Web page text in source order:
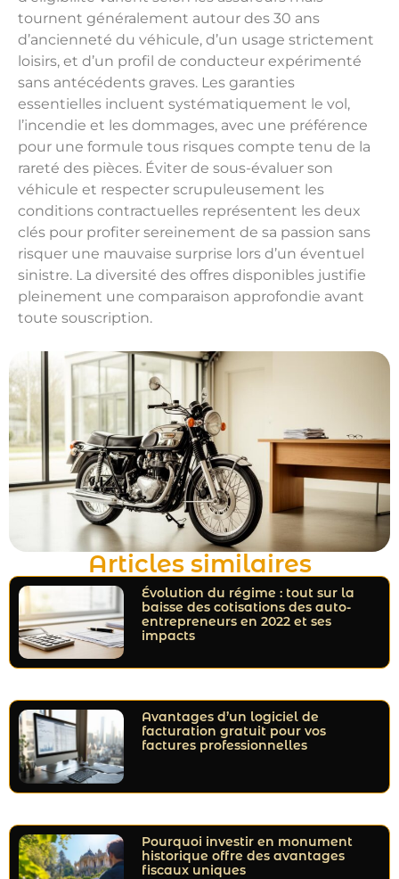
tournent généralement autour des 30 ans
d’ancienneté du véhicule, d’un usage strictement
loisirs, et d’un profil de conducteur expérimenté
sans antécédents graves. Les garanties
essentielles incluent systématiquement le vol,
l’incendie et les dommages, avec une préférence
pour une formule tous risques compte tenu de la
rareté des pièces. Éviter de sous-évaluer son
véhicule et respecter scrupuleusement les
conditions contractuelles représentent les deux
clés pour profiter sereinement de sa passion sans
risquer une mauvaise surprise lors d’un éventuel
sinistre. La diversité des offres disponibles justifie
pleinement une comparaison approfondie avant
toute souscription.
Articles similaires
Évolution du régime : tout sur la
baisse des cotisations des auto-
entrepreneurs en 2022 et ses
impacts
Avantages d’un logiciel de
facturation gratuit pour vos
factures professionnelles
Pourquoi investir en monument
historique offre des avantages
fiscaux uniques